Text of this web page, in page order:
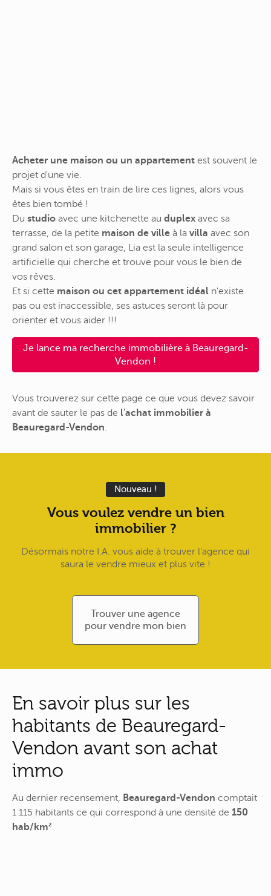
Acheter une maison ou un appartement est souvent le
projet d'une vie.
Mais si vous êtes en train de lire ces lignes, alors vous
êtes bien tombé !
Du studio avec une kitchenette au duplex avec sa
terrasse, de la petite maison de ville à la villa avec son
grand salon et son garage, Lia est la seule intelligence
artificielle qui cherche et trouve pour vous le bien de
vos rêves.
Et si cette maison ou cet appartement idéal n'existe
pas ou est inaccessible, ses astuces seront là pour
orienter et vous aider !!!
Je lance ma recherche immobilière à Beauregard-
Vendon !
Vous trouverez sur cette page ce que vous devez savoir
avant de sauter le pas de l'achat immobilier à
Beauregard-Vendon.
Nouveau !
Vous voulez vendre un bien
immobilier ?
Désormais notre I.A. vous aide à trouver l'agence qui
saura le vendre mieux et plus vite !
Trouver une agence
pour vendre mon bien
En savoir plus sur les
habitants de Beauregard-
Vendon avant son achat
immo
Au dernier recensement, Beauregard-Vendon comptait
1 115 habitants ce qui correspond à une densité de 150
hab/km²